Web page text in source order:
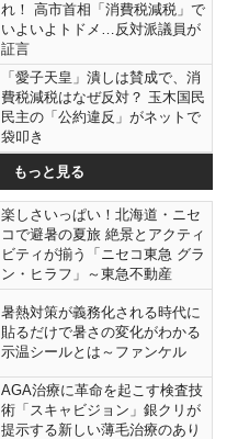
れ！ 高市首相「消費税減税」で
いよいよトドメ…反対派議員が
証言
「愛子天皇」潰しは賛成で、消
費税減税はなぜ反対？ 玉木国民
民主の「公約違反」がネットで
袋叩き
もっと見る
楽しさいっぱい！北海道・ニセ
コで避暑の夏旅 絶景とアクティ
ビティが揃う「ニセコ東急 グラ
ン・ヒラフ」～東急不動産
暑熱対策が義務化される時代に
貼るだけで暑さの変化がわかる
示温シールとは～ファンケル
AGA治療に革命を起こす検査技
術「スキャビジョン」銀クリが
提示する新しい薄毛治療のあり